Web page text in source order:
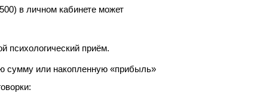
в личном кабинете может
психологический приём.
сумму или накопленную «прибыль»